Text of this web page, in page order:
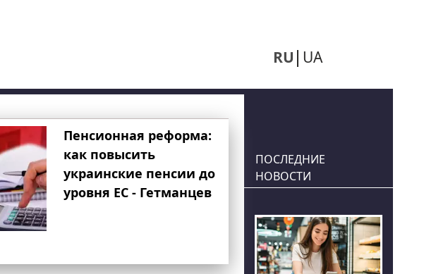
RU UA
Пенсионная реформа:
как повысить
украинские пенсии до
уровня ЕС - Гетманцев
ПОСЛЕДНИЕ
НОВОСТИ